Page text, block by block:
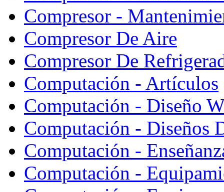
Compresor -
Compresor De Aire
Compresor De
Computación - Artículos
Computación - Diseño
Computación - Diseños
Computación -
Computación -